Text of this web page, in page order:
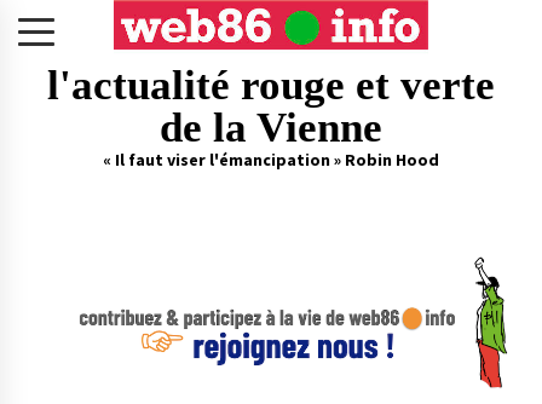
l'actualité rouge et verte
de la Vienne
« Il faut viser l'émancipation » Robin Hood